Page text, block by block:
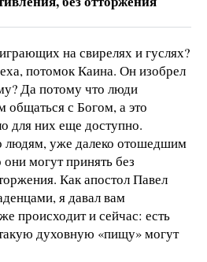
на свирелях и гуслях?
потомок Каина. Он изобрел
Да потому что люди
общаться с Богом, а это
для них еще доступно.
людям, уже далеко отошедшим
могут принять без
Как апостол Павел
я давал вам
происходит и сейчас: есть
духовную «пищу» могут